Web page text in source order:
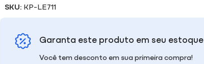
SKU: KP-LE711
Garanta este produto em seu estoque
Você tem desconto em sua primeira compra!